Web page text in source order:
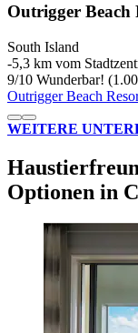
Outrigger Beach
South Island
‐5,3 km vom
9/10 Wunderbar!
Outrigger Beach
WEITERE
Optionen in